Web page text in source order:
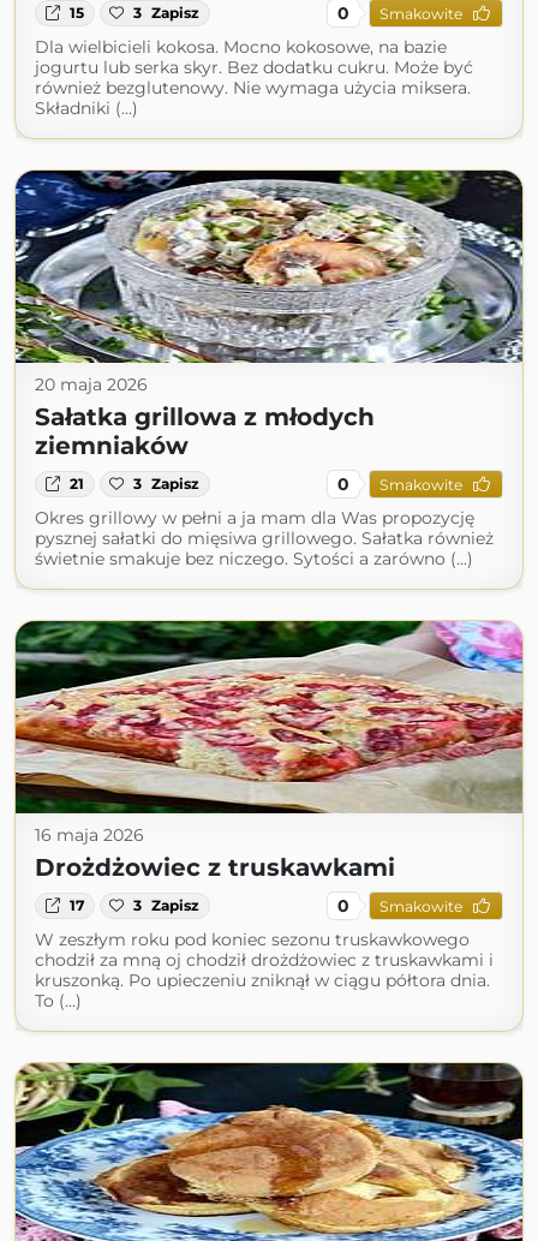
15 3 Zapisz 0 Smakowite
Dla wielbicieli kokosa. Mocno kokosowe, na bazie
jogurtu lub serka skyr. Bez dodatku cukru. Może być
również bezglutenowy. Nie wymaga użycia miksera.
Składniki (...)
20 maja 2026
Sałatka grillowa z młodych
ziemniaków
21 3 Zapisz 0 Smakowite
Okres grillowy w pełni a ja mam dla Was propozycję
pysznej sałatki do mięsiwa grillowego. Sałatka również
świetnie smakuje bez niczego. Sytości a zarówno (...)
16 maja 2026
Drożdżowiec z truskawkami
17 3 Zapisz 0 Smakowite
W zeszłym roku pod koniec sezonu truskawkowego
chodził za mną oj chodził drożdżowiec z truskawkami i
kruszonką. Po upieczeniu zniknął w ciągu półtora dnia.
To (...)